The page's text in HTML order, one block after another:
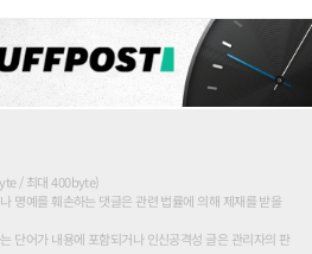
/ 최대 400byte)
명예를 훼손하는 댓글은 관련 법률에 의해 제재를 받을
단어가 내용에 포함되거나 인신공격성 글은 관리자의 판